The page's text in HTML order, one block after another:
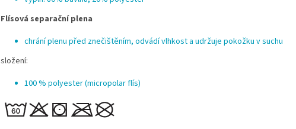
Flísová separační plena
chrání plenu před znečištěním, odvádí vlhkost a udržuje pokožku v suchu
složení:
100 % polyester (micropolar flís)